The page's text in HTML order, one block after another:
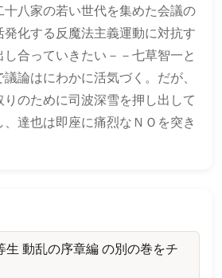
八家の若い世代を集めた会議の
化する反魔法主義運動に対抗す
合っていきたい－－七草智一と
論はにわかに活気づく。だが、
のために司波深雪を押し出して
達也は即座に痛烈なＮＯを突き
生 動乱の序章編 の別の巻をチ